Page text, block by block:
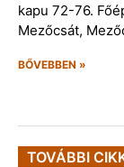
kapu 72-76.
Mezőcsát,
BŐVEBBEN »
TOVÁBBI